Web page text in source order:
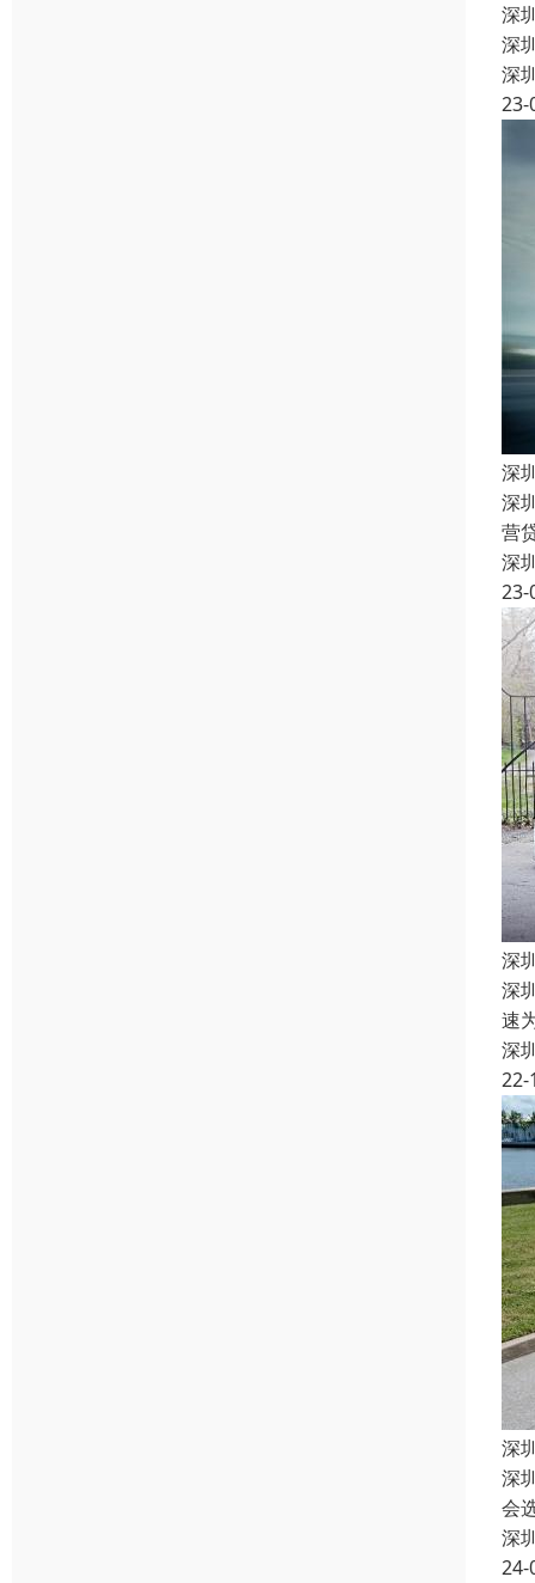
深
深
深
23-
深
深
营
深
23-
深
深
速
深
22-
深
深
会
深
24-